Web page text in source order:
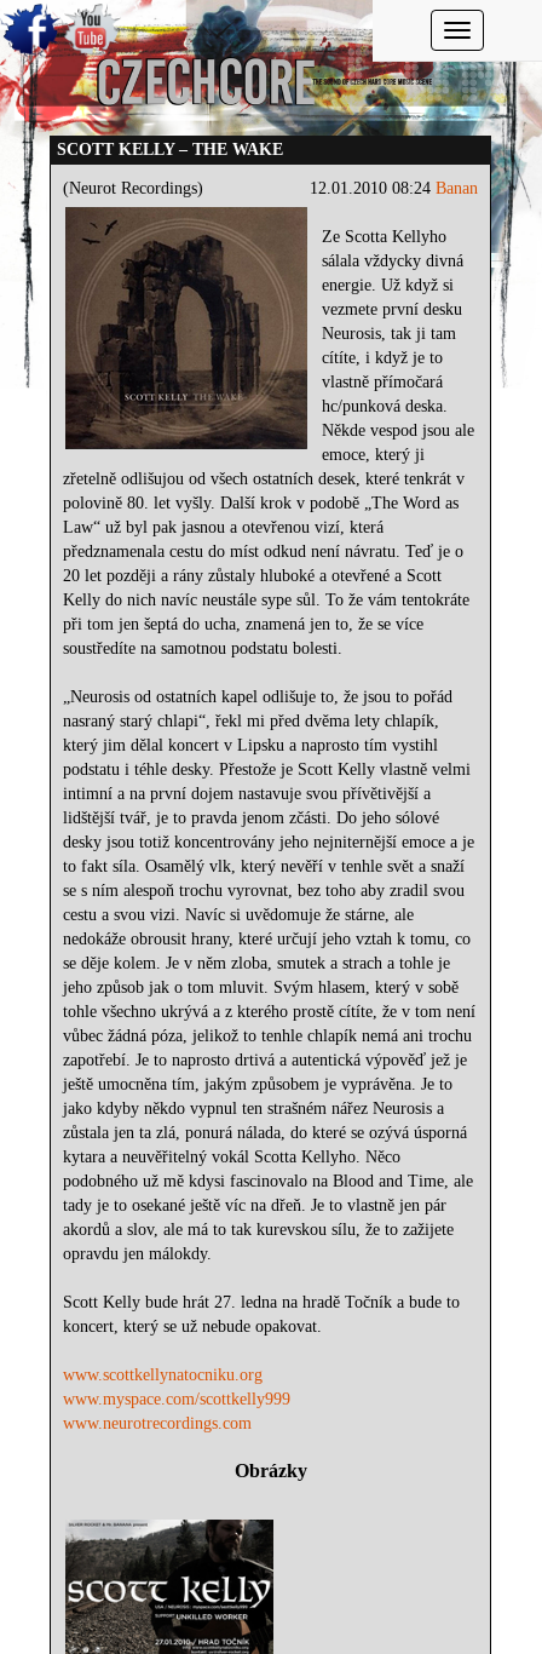
Toggle
SCOTT KELLY – THE WAKE
12.01.2010 08:24Banan
(Neurot Recordings)
Ze Scotta Kellyho
sálala vždycky divná
energie. Už když si
vezmete první desku
Neurosis, tak ji tam
cítíte, i když je to
vlastně přímočará
hc/punková deska.
Někde vespod jsou ale
emoce, který ji
zřetelně odlišujou od všech ostatních desek, které tenkrát v
polovině 80. let vyšly. Další krok v podobě „The Word as
Law“ už byl pak jasnou a otevřenou vizí, která
předznamenala cestu do míst odkud není návratu. Teď je o
20 let později a rány zůstaly hluboké a otevřené a Scott
Kelly do nich navíc neustále sype sůl. To že vám tentokráte
při tom jen šeptá do ucha, znamená jen to, že se více
soustředíte na samotnou podstatu bolesti.
„Neurosis od ostatních kapel odlišuje to, že jsou to pořád
nasraný starý chlapi“, řekl mi před dvěma lety chlapík,
který jim dělal koncert v Lipsku a naprosto tím vystihl
podstatu i téhle desky. Přestože je Scott Kelly vlastně velmi
intimní a na první dojem nastavuje svou přívětivější a
lidštější tvář, je to pravda jenom zčásti. Do jeho sólové
desky jsou totiž koncentrovány jeho nejniternější emoce a je
to fakt síla. Osamělý vlk, který nevěří v tenhle svět a snaží
se s ním alespoň trochu vyrovnat, bez toho aby zradil svou
cestu a svou vizi. Navíc si uvědomuje že stárne, ale
nedokáže obrousit hrany, které určují jeho vztah k tomu, co
se děje kolem. Je v něm zloba, smutek a strach a tohle je
jeho způsob jak o tom mluvit. Svým hlasem, který v sobě
tohle všechno ukrývá a z kterého prostě cítíte, že v tom není
vůbec žádná póza, jelikož to tenhle chlapík nemá ani trochu
zapotřebí. Je to naprosto drtivá a autentická výpověď jež je
ještě umocněna tím, jakým způsobem je vyprávěna. Je to
jako kdyby někdo vypnul ten strašném nářez Neurosis a
zůstala jen ta zlá, ponurá nálada, do které se ozývá úsporná
kytara a neuvěřitelný vokál Scotta Kellyho. Něco
podobného už mě kdysi fascinovalo na Blood and Time, ale
tady je to osekané ještě víc na dřeň. Je to vlastně jen pár
akordů a slov, ale má to tak kurevskou sílu, že to zažijete
opravdu jen málokdy.
Scott Kelly bude hrát 27. ledna na hradě Točník a bude to
koncert, který se už nebude opakovat.
www.scottkellynatocniku.org
www.myspace.com/scottkelly999
www.neurotrecordings.com
Obrázky